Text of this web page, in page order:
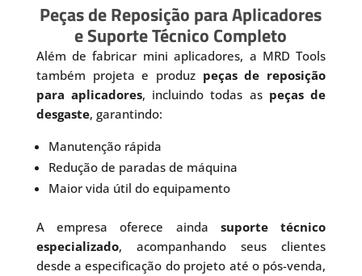
Peças de Reposição para Aplicadores
e Suporte Técnico Completo
Além de fabricar mini aplicadores, a MRD Tools
também projeta e produz peças de reposição
para aplicadores, incluindo todas as peças de
desgaste, garantindo:
Manutenção rápida
Redução de paradas de máquina
Maior vida útil do equipamento
A empresa oferece ainda suporte técnico
especializado, acompanhando seus clientes
desde a especificação do projeto até o pós-venda,